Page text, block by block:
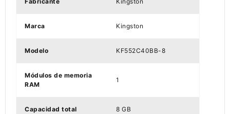
Marca Kingston
Modelo KF552C40BB-8
Módulos de memoria
RAM
1
Capacidad total 8 GB